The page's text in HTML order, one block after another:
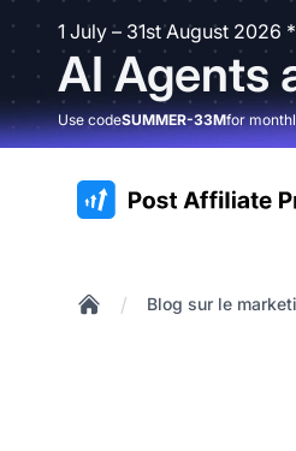
1 July – 31st August 2026
AI Agents
Use codeSUMMER-33Mfor
:site.title
/ Blog sur le